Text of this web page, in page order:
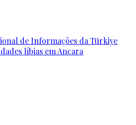
de Informações da Türkiye
líbias em Ancara